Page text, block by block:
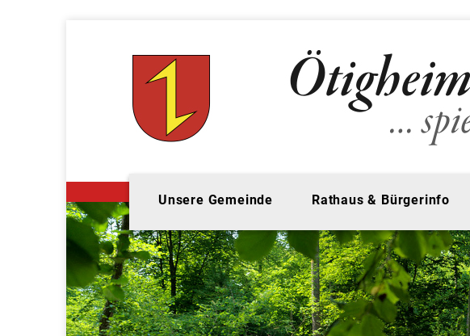
Unsere Gemeinde Rathaus & Bürgerinfo